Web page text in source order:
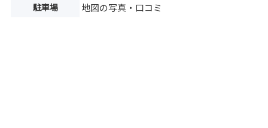
駐車場 地図の写真・口コミ